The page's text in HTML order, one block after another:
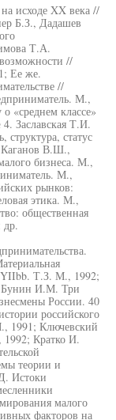
исходе XX века //
Б.З., Дадашев
Т.А.
//
Ее же.
//
М.,
«среднем классе»
Заславская Т.И.
структура, статус
Каганов В.Ш.,
бизнеса. М.,
М.,
рынков:
этика. М.,
общественная
др.
Т.З. М., 1992;
Бунин И.М. Три
России. 40
российского
1991; Ключевский
Кратко И.
теории и
Истоки
малого
факторов на